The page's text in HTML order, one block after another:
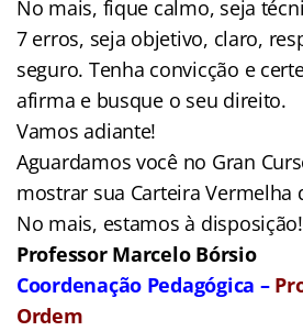
No mais, fique calmo, seja
7 erros, seja objetivo, claro,
seguro. Tenha convicção e
afirma e busque o seu direito.
Vamos adiante!
Aguardamos você no Gran
mostrar sua Carteira Vermelha
No mais, estamos à disposição!
Professor Marcelo Bórsio
Coordenação Pedagógica –
Ordem